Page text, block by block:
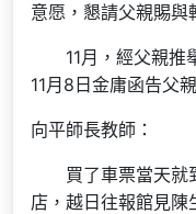
意愿，懇請父親賜與
11月，經父親推
11月8日金庸函告父
向平師長教師：
買了車票當天就
店，越日往報館見陳